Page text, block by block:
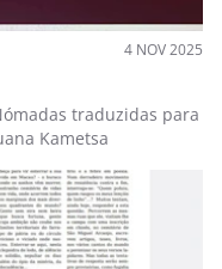
4 NOV 2025
traduzidas para
Kametsa